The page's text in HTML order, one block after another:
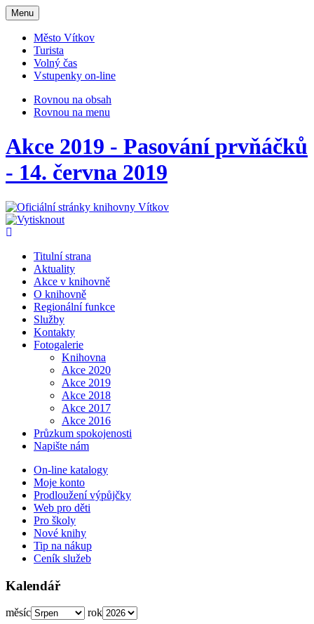
Otevřit
navigaci
Menu
Město Vítkov
Turista
Volný čas
Vstupenky on-line
Rovnou na obsah
Rovnou na menu
Akce 2019 - Pasování prvňáčků
- 14. června 2019
Titulní strana
Aktuality
Akce v knihovně
O knihovně
Regionální funkce
Služby
Kontakty
Fotogalerie
Knihovna
Akce 2020
Akce 2019
Akce 2018
Akce 2017
Akce 2016
Průzkum spokojenosti
Napište nám
On-line katalogy
Moje konto
Prodloužení výpůjčky
Web pro děti
Pro školy
Nové knihy
Tip na nákup
Ceník služeb
Kalendář
měsíc rok